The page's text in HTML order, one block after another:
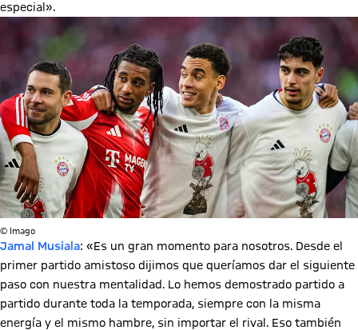
especial».
© Imago
Jamal Musiala: «Es un gran momento para nosotros. Desde el
primer partido amistoso dijimos que queríamos dar el siguiente
paso con nuestra mentalidad. Lo hemos demostrado partido a
partido durante toda la temporada, siempre con la misma
energía y el mismo hambre, sin importar el rival. Eso también